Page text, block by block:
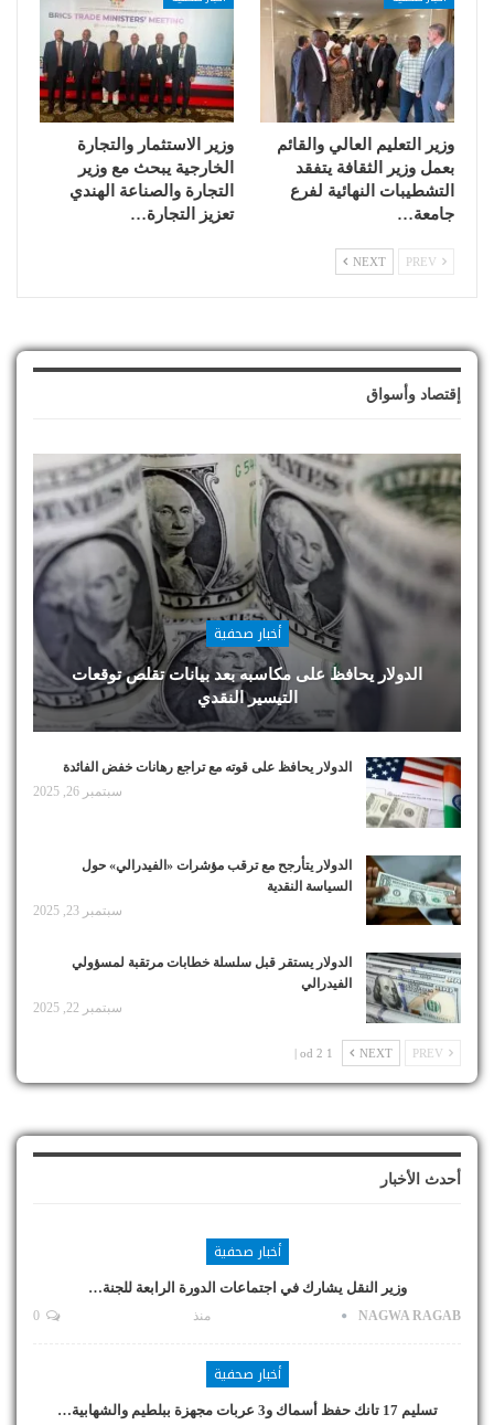
وزير التعليم العالي والقائم
بعمل وزير الثقافة يتفقد
التشطيبات النهائية لفرع
جامعة…
وزير الاستثمار والتجارة
الخارجية يبحث مع وزير
التجارة والصناعة الهندي
تعزيز التجارة…
NEXT
إقتصاد وأسواق
أخبار صحفية
الدولار يحافظ على مكاسبه بعد بيانات تقلص توقعات
التيسير النقدي
الدولار يحافظ على قوته مع تراجع رهانات خفض الفائدة
سبتمبر 26, 2025
الدولار يتأرجح مع ترقب مؤشرات «الفيدرالي» حول
السياسة النقدية
سبتمبر 23, 2025
الدولار يستقر قبل سلسلة خطابات مرتقبة لمسؤولي
الفيدرالي
سبتمبر 22, 2025
NEXT
1 od 2 |
أحدث الأخبار
أخبار صحفية
وزير النقل يشارك في اجتماعات الدورة الرابعة للجنة…
NAGWA RAGAB منذ
أخبار صحفية
تسليم 17 تانك حفظ أسماك و3 عربات مجهزة ببلطيم والشهابية…